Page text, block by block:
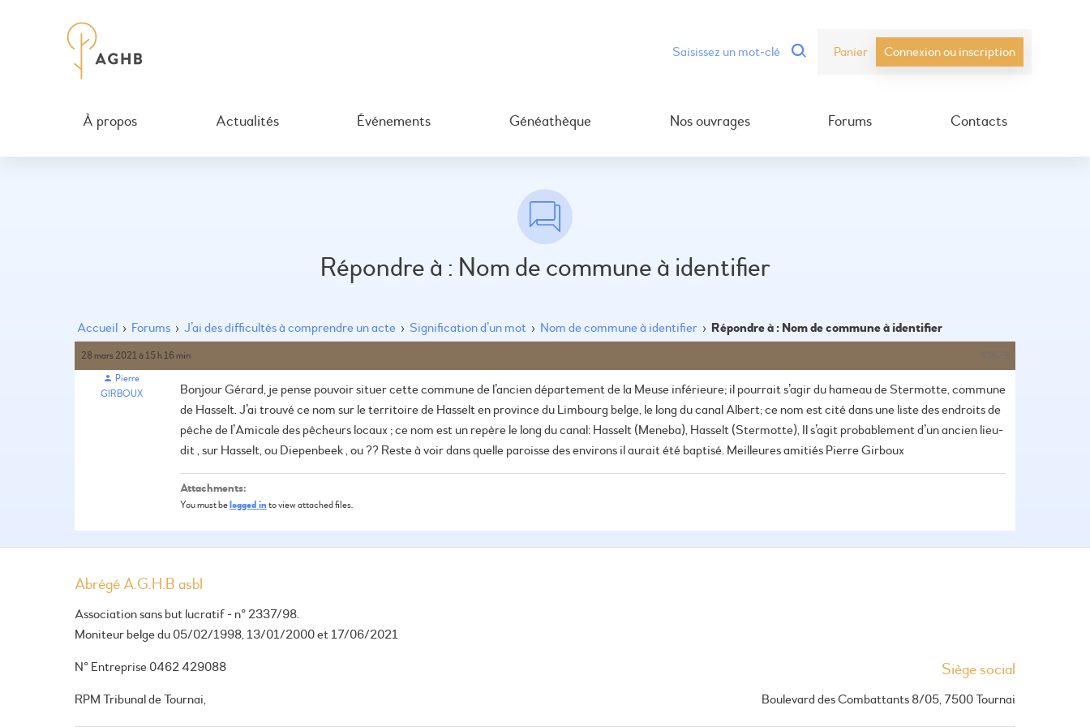
Panier Connexion ou inscription
À propos Actualités Événements Généathèque Nos ouvrages Forums Contacts
Répondre à : Nom de commune à identifier
Accueil › Forums › J’ai des difficultés à comprendre un acte › Signification d’un mot › Nom de commune à identifier › Répondre à : Nom de commune à identifier
28 mars 2021 à 15 h 16 min
Pierre
GIRBOUX
Bonjour Gérard, je pense pouvoir situer cette commune de l’ancien département de la Meuse inférieure; il pourrait s’agir du hameau de Stermotte, commune
de Hasselt.J’ai trouvé ce nom sur le territoire de Hasselt en province du Limbourg belge, le long du canal Albert; ce nom est cité dans une liste des endroits de
pêche de l’Amicale des pêcheurs locaux ; ce nom est un repère le long du canal: Hasselt (Meneba), Hasselt (Stermotte), Il s’agit probablement d’un ancien lieu-
dit , sur Hasselt, ou Diepenbeek , ou ?? Reste à voir dans quelle paroisse des environs il aurait été baptisé. Meilleures amitiés Pierre Girboux
Attachments:
You must belogged in to view attached files.
Abrégé A.G.H.B asbl
Association sans but lucratif - n° 2337/98.
Moniteur belge du 05/02/1998, 13/01/2000 et 17/06/2021
N° Entreprise 0462 429088
RPM Tribunal de Tournai,
Siège social
Boulevard des Combattants 8/05, 7500 Tournai